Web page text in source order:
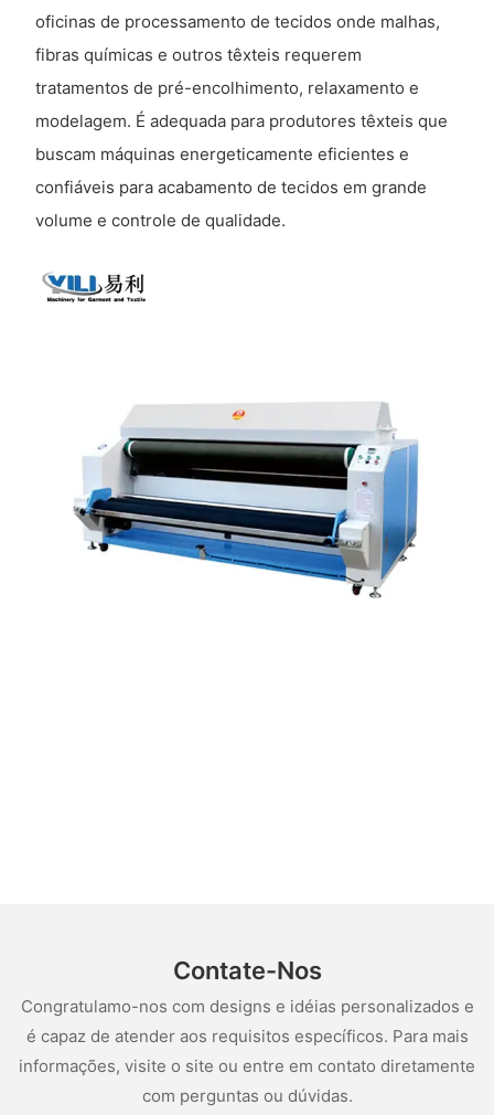
oficinas de processamento de tecidos onde malhas,
fibras químicas e outros têxteis requerem
tratamentos de pré-encolhimento, relaxamento e
modelagem. É adequada para produtores têxteis que
buscam máquinas energeticamente eficientes e
confiáveis ​​para acabamento de tecidos em grande
volume e controle de qualidade.
Contate-Nos
Congratulamo-nos com designs e idéias personalizados e
é capaz de atender aos requisitos específicos. Para mais
informações, visite o site ou entre em contato diretamente
com perguntas ou dúvidas.